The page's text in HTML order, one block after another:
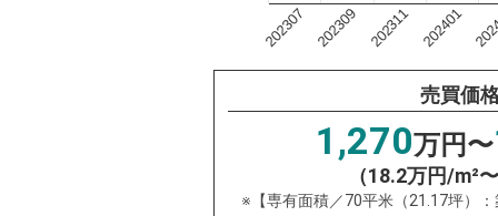
202307 202309 202311 202401
売買価
1,270万円〜
（18.2万円/m²
※【専有面積／70平米（21.17坪）